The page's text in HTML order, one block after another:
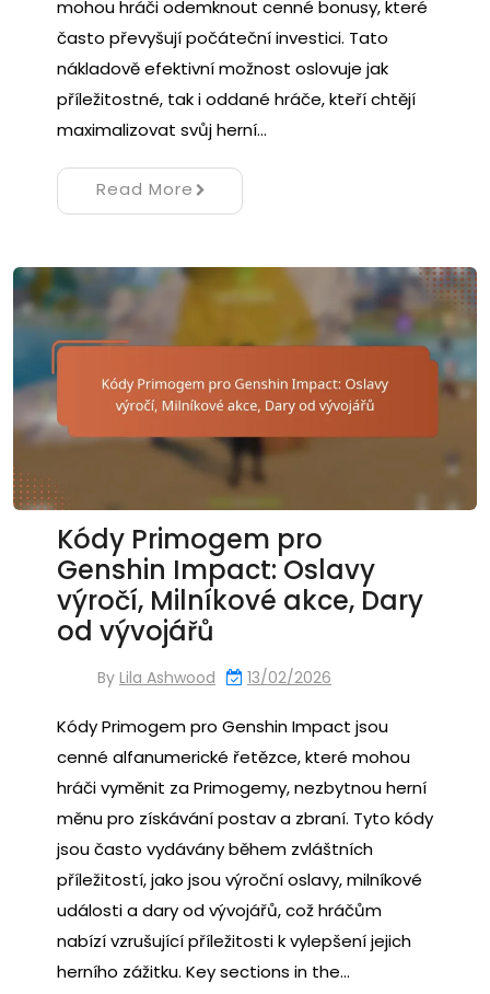
mohou hráči odemknout cenné bonusy, které
často převyšují počáteční investici. Tato
nákladově efektivní možnost oslovuje jak
příležitostné, tak i oddané hráče, kteří chtějí
maximalizovat svůj herní…
Read More
Kódy Primogem pro
Genshin Impact: Oslavy
výročí, Milníkové akce, Dary
od vývojářů
By Lila Ashwood 13/02/2026
Kódy Primogem pro Genshin Impact jsou
cenné alfanumerické řetězce, které mohou
hráči vyměnit za Primogemy, nezbytnou herní
měnu pro získávání postav a zbraní. Tyto kódy
jsou často vydávány během zvláštních
příležitostí, jako jsou výroční oslavy, milníkové
události a dary od vývojářů, což hráčům
nabízí vzrušující příležitosti k vylepšení jejich
herního zážitku. Key sections in the…